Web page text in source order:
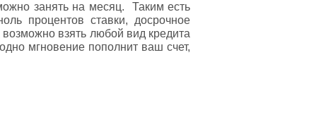
занять на месяц. Таким есть
процентов ставки, досрочное
взять любой вид кредита
мгновение пополнит ваш счет,